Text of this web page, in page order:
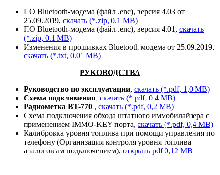
ПO Bluetooth-модема (файл .enc), версия 4.03 от
25.09.2019, скачать (*.zip, 0.1 MB)
ПO Bluetooth-модема (файл .enc), версия 4.01, скачать
(*.zip, 0.1 MB)
Изменения в прошивках Bluetooth модема от 25.09.2019,
скачать (*.txt, 0.01 MB)
РУКОВОДСТВА
Руководство по эксплуатации, скачать (*.pdf, 1,0 MB)
Схема подключения, скачать (*.pdf, 0,4 MB)
Радиометка BT-770 , скачать (*.pdf, 0,2 MB)
Схема подключения обхода штатного иммобилайзера с
применением IMMO-KEY порта, скачать (*.pdf, 0,4 MB)
Калибровка уровня топлива при помощи управления по
телефону (Организация контроля уровня топлива
аналоговым подключением), открыть pdf 0,12 MB